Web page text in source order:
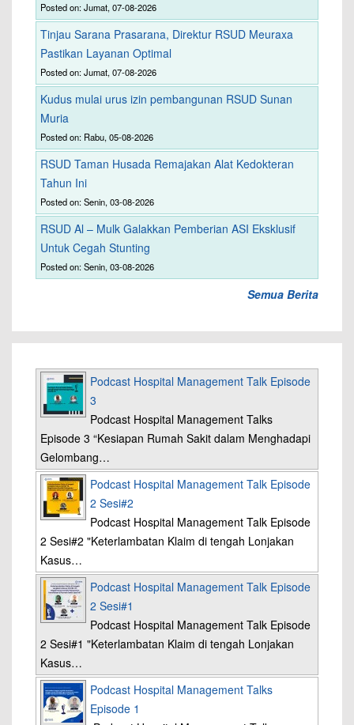
Posted on: Jumat, 07-08-2026
Tinjau Sarana Prasarana, Direktur RSUD Meuraxa
Pastikan Layanan Optimal
Posted on: Jumat, 07-08-2026
Kudus mulai urus izin pembangunan RSUD Sunan
Muria
Posted on: Rabu, 05-08-2026
RSUD Taman Husada Remajakan Alat Kedokteran
Tahun Ini
Posted on: Senin, 03-08-2026
RSUD Al – Mulk Galakkan Pemberian ASI Eksklusif
Untuk Cegah Stunting
Posted on: Senin, 03-08-2026
Semua Berita
Podcast Hospital Management Talk Episode
3
Podcast Hospital Management Talks
Episode 3 “Kesiapan Rumah Sakit dalam Menghadapi
Gelombang…
Podcast Hospital Management Talk Episode
2 Sesi#2
Podcast Hospital Management Talk Episode
2 Sesi#2 "Keterlambatan Klaim di tengah Lonjakan
Kasus…
Podcast Hospital Management Talk Episode
2 Sesi#1
Podcast Hospital Management Talk Episode
2 Sesi#1 "Keterlambatan Klaim di tengah Lonjakan
Kasus…
Podcast Hospital Management Talks
Episode 1